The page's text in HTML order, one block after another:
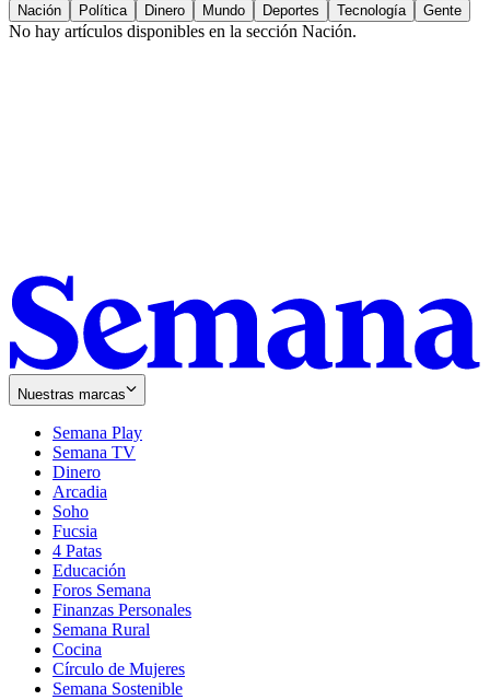
Nación Política Dinero Mundo Deportes Tecnología Gente
No hay artículos disponibles en la sección Nación.
Nuestras marcas
Semana Play
Semana TV
Dinero
Arcadia
Soho
in
new
window
Fucsia
in
new
window
4 Patas
Educación
Foros Semana
Finanzas Personales
Semana Rural
Cocina
Círculo de Mujeres
Semana Sostenible